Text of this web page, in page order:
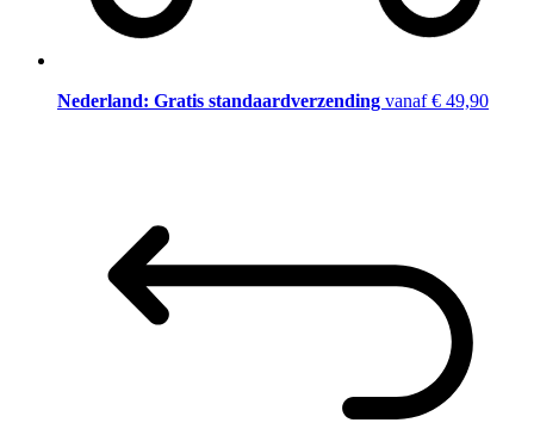
Nederland: Gratis standaardverzending vanaf € 49,90